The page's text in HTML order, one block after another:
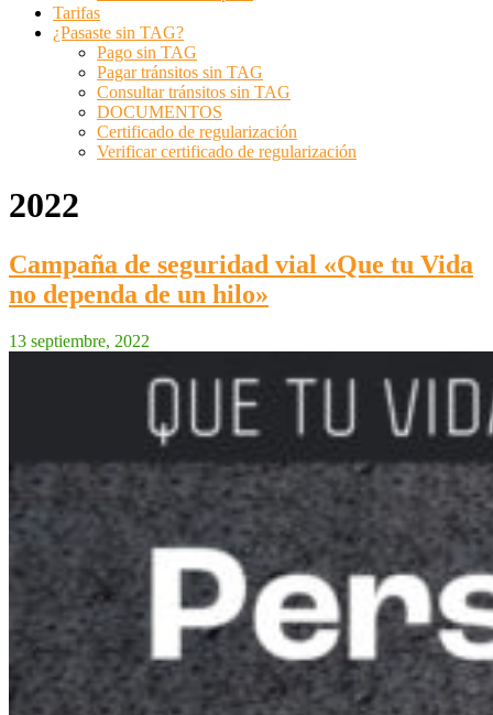
Tarifas
¿Pasaste sin TAG?
Pago sin TAG
Pagar tránsitos sin TAG
Consultar tránsitos sin TAG
DOCUMENTOS
Certificado de regularización
Verificar certificado de regularización
2022
Campaña de seguridad vial «Que tu Vida
no dependa de un hilo»
13 septiembre, 2022